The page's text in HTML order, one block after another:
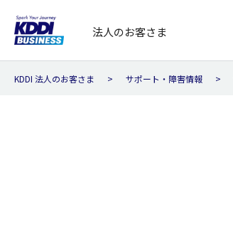
法人のお客さま
KDDI 法人のお客さま サポート・障害情報